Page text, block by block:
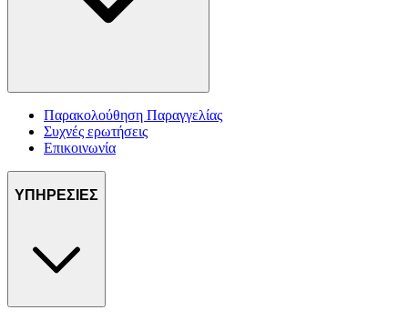
Παρακολούθηση Παραγγελίας
Συχνές ερωτήσεις
Επικοινωνία
ΥΠΗΡΕΣΙΕΣ